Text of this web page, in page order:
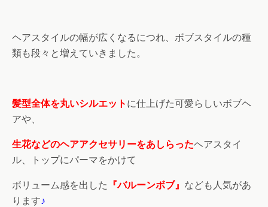
ヘアスタイルの幅が広くなるにつれ、ボブスタイルの種
類も段々と増えていきました。
髪型全体を丸いシルエット に仕上げた可愛らしいボブヘ
アや、
生花などのヘアアクセサリーをあしらったヘアスタイ
ル、トップにパーマをかけて
ボリューム感を出した 『バルーンボブ』 なども人気があ
ります♪